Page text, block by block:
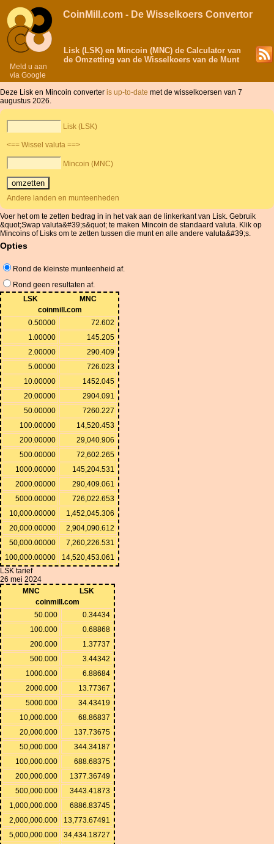
Meld u aan
via Google
CoinMill.com - De Wisselkoers Convertor
Lisk (LSK) en Mincoin (MNC) de Calculator van
de Omzetting van de Wisselkoers van de Munt
Deze Lisk en Mincoin converter is up-to-date met de wisselkoersen van 7
augustus 2026.
Lisk (LSK)
<== Wissel valuta ==>
Mincoin (MNC)
Andere landen en munteenheden
Voer het om te zetten bedrag in in het vak aan de linkerkant van Lisk. Gebruik
&quot;Swap valuta&#39;s&quot; te maken Mincoin de standaard valuta. Klik op
Mincoins of Lisks om te zetten tussen die munt en alle andere valuta&#39;s.
Opties
Rond de kleinste munteenheid af.
Rond geen resultaten af.
LSK
MNC
coinmill.com
0.50000
72.602
1.00000
145.205
2.00000
290.409
5.00000
726.023
10.00000
1452.045
20.00000
2904.091
50.00000
7260.227
100.00000
14,520.453
200.00000
29,040.906
500.00000
72,602.265
1000.00000
145,204.531
2000.00000
290,409.061
5000.00000
726,022.653
10,000.00000
1,452,045.306
20,000.00000
2,904,090.612
50,000.00000
7,260,226.531
100,000.00000
14,520,453.061
LSK tarief
26 mei 2024
MNC
LSK
coinmill.com
50.000
0.34434
100.000
0.68868
200.000
1.37737
500.000
3.44342
1000.000
6.88684
2000.000
13.77367
5000.000
34.43419
10,000.000
68.86837
20,000.000
137.73675
50,000.000
344.34187
100,000.000
688.68375
200,000.000
1377.36749
500,000.000
3443.41873
1,000,000.000
6886.83745
2,000,000.000
13,773.67491
5,000,000.000
34,434.18727